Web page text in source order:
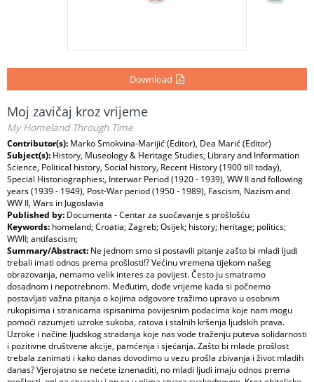
Download
Moj zavičaj kroz vrijeme
My Homeland Through Time
Contributor(s): Marko Smokvina-Marijić (Editor), Dea Marić (Editor)
Subject(s): History, Museology & Heritage Studies, Library and Information
Science, Political history, Social history, Recent History (1900 till today),
Special Historiographies:, Interwar Period (1920 - 1939), WW II and following
years (1939 - 1949), Post-War period (1950 - 1989), Fascism, Nazism and
WW II, Wars in Jugoslavia
Published by: Documenta - Centar za suočavanje s prošlošću
Keywords: homeland; Croatia; Zagreb; Osijek; history; heritage; politics;
WWII; antifascism;
Summary/Abstract: Ne jednom smo si postavili pitanje zašto bi mladi ljudi
trebali imati odnos prema prošlosti!? Većinu vremena tijekom našeg
obrazovanja, nemamo velik interes za povijest. Često ju smatramo
dosadnom i nepotrebnom. Međutim, dođe vrijeme kada si počnemo
postavljati važna pitanja o kojima odgovore tražimo upravo u osobnim
rukopisima i stranicama ispisanima povijesnim podacima koje nam mogu
pomoći razumjeti uzroke sukoba, ratova i stalnih kršenja ljudskih prava.
Uzroke i načine ljudskog stradanja koje nas vode traženju puteva solidarnosti
i pozitivne društvene akcije, pamćenja i sjećanja. Zašto bi mlade prošlost
trebala zanimati i kako danas dovodimo u vezu prošla zbivanja i život mladih
danas? Vjerojatno se nećete iznenaditi, no mladi ljudi imaju odnos prema